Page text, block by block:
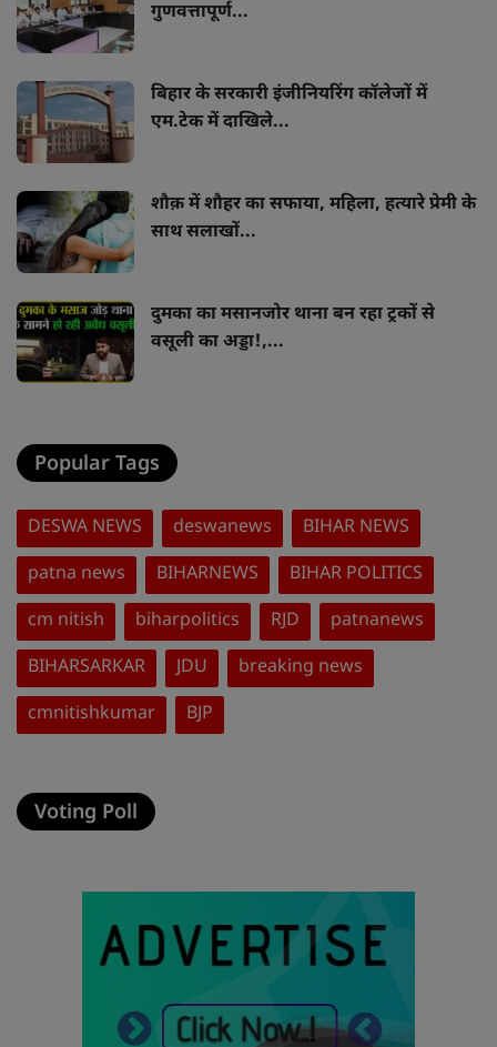
गुणवत्तापूर्ण...
बिहार के सरकारी इंजीनियरिंग कॉलेजों में
एम.टेक में दाखिले...
शौक़ में शौहर का सफाया, महिला, हत्यारे प्रेमी के
साथ सलाखों...
दुमका का मसानजोर थाना बन रहा ट्रकों से
वसूली का अड्डा!,...
Popular Tags
DESWA NEWS deswanews
BIHAR NEWS
patna news
BIHARNEWS
BIHAR POLITICS
cm nitish
biharpolitics RJD
patnanews
BIHARSARKAR
JDU
breaking news
cmnitishkumar
BJP
Voting Poll